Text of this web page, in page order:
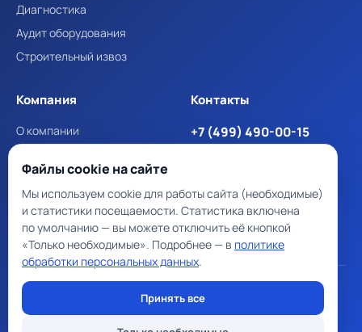
Диагностика
Аудит оборудования
Строительный извоз
Компания
О компании
Сертификаты и лицензии
Новости и статьи
Контакты
Контакты
+7 (499) 490-00-15
Дзен Telegram
© 2026 LiftEverest — лифты, эскалаторы, траволаторы:
поставка, монтаж, сервис
Файлы cookie на сайте
Мы используем cookie для работы сайта (необходимые)
и статистики посещаемости. Статистика включена
по умолчанию — вы можете отключить её кнопкой
«Только необходимые». Подробнее — в политике
обработки персональных данных.
Принять все